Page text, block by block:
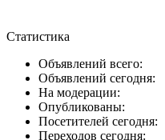
Статистика
Объявлений всего:
Объявлений сегодня:
На модерации:
Опубликованы:
Посетителей сегодня:
Переходов сегодня: